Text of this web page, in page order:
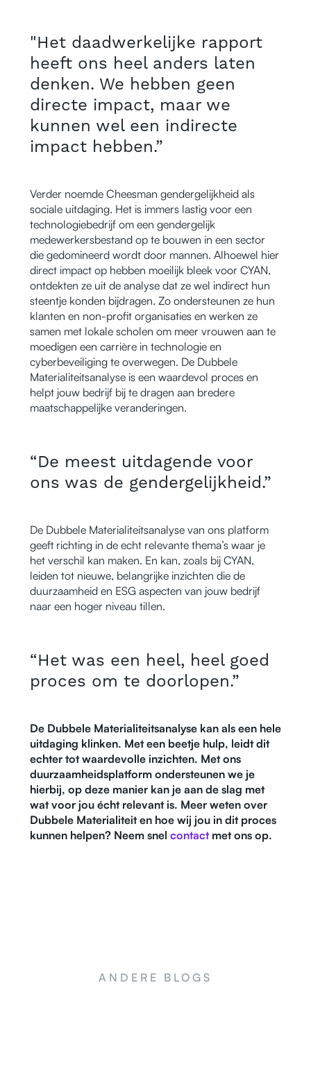
"Het daadwerkelijke rapport
heeft ons heel anders laten
denken. We hebben geen
directe impact, maar we
kunnen wel een indirecte
impact hebben.”
Verder noemde Cheesman gendergelijkheid als
sociale uitdaging. Het is immers lastig voor een
technologiebedrijf om een gendergelijk
medewerkersbestand op te bouwen in een sector
die gedomineerd wordt door mannen. Alhoewel hier
direct impact op hebben moeilijk bleek voor CYAN,
ontdekten ze uit de analyse dat ze wel indirect hun
steentje konden bijdragen. Zo ondersteunen ze hun
klanten en non-profit organisaties en werken ze
samen met lokale scholen om meer vrouwen aan te
moedigen een carrière in technologie en
cyberbeveiliging te overwegen. De Dubbele
Materialiteitsanalyse is een waardevol proces en
helpt jouw bedrijf bij te dragen aan bredere
maatschappelijke veranderingen.
“De meest uitdagende voor
ons was de gendergelijkheid.”
De Dubbele Materialiteitsanalyse van ons platform
geeft richting in de echt relevante thema’s waar je
het verschil kan maken. En kan, zoals bij CYAN,
leiden tot nieuwe, belangrijke inzichten die de
duurzaamheid en ESG aspecten van jouw bedrijf
naar een hoger niveau tillen.
“Het was een heel, heel goed
proces om te doorlopen.”
De Dubbele Materialiteitsanalyse kan als een hele
uitdaging klinken. Met een beetje hulp, leidt dit
echter tot waardevolle inzichten. Met ons
duurzaamheidsplatform ondersteunen we je
hierbij, op deze manier kan je aan de slag met
wat voor jou écht relevant is. Meer weten over
Dubbele Materialiteit en hoe wij jou in dit proces
kunnen helpen? Neem snel contact met ons op.
ANDERE BLOGS